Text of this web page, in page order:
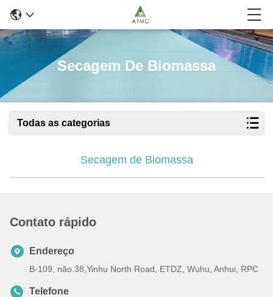
Secagem De Biomassa
Todas as categorias
Secagem de Biomassa
Contato rápido
Endereço
B-109, não.38,Yinhu North Road, ETDZ, Wuhu, Anhui, RPC
Telefone